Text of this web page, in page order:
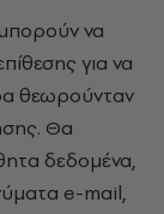
να
για να
θεωρούνταν
Θα
δεδομένα,
e-mail,